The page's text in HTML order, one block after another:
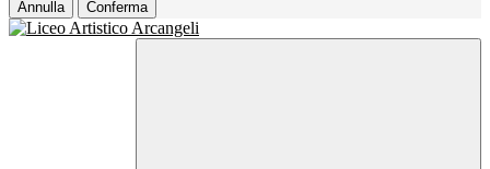
Annulla Conferma